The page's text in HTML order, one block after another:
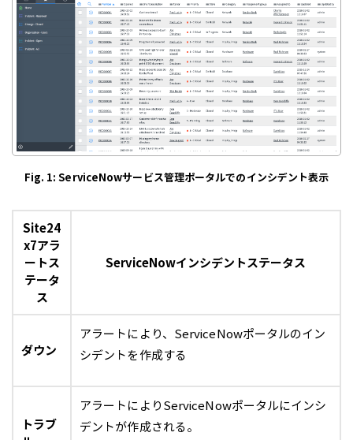
Fig. 1: ServiceNowサービス管理ポータルでのインシデント表示
Site24
x7アラ
ートス
テータ
ス
ServiceNowインシデントステータス
ダウン
アラートにより、ServiceNowポータルのイン
シデントを作成する
トラブ
アラートによりServiceNowポータルにインシ
デントが作成される。